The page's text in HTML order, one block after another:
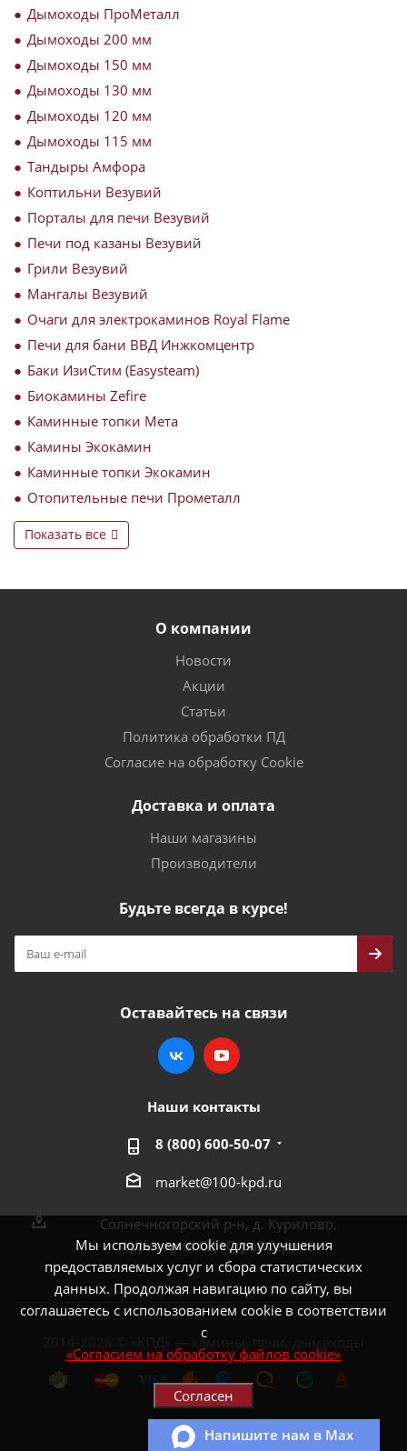
Мы используем cookie для улучшения
предоставляемых услуг и сбора статистических
данных. Продолжая навигацию по сайту, вы
соглашаетесь с использованием cookie в соответствии
с
«Согласием на обработку файлов cookie»
Согласен
Напишите нам в Max
Дымоходы ПроМеталл
Дымоходы 200 мм
Дымоходы 150 мм
Дымоходы 130 мм
Дымоходы 120 мм
Дымоходы 115 мм
Тандыры Амфора
Коптильни Везувий
Порталы для печи Везувий
Печи под казаны Везувий
Грили Везувий
Мангалы Везувий
Очаги для электрокаминов Royal Flame
Печи для бани ВВД Инжкомцентр
Баки ИзиСтим (Easysteam)
Биокамины Zefire
Каминные топки Мета
Камины Экокамин
Каминные топки Экокамин
Отопительные печи Прометалл
Показать все
О компании
Новости
Акции
Статьи
Политика обработки ПД
Согласие на обработку Cookie
Доставка и оплата
Наши магазины
Производители
Будьте всегда в курсе!
Оставайтесь на связи
Наши контакты
8 (800) 600-50-07
market@100-kpd.ru
Солнечногорский р-н, д. Курилово,
территория СЦ «СтройСервис»
2014-2026 © «КПД» — камины, печи, дымоходы